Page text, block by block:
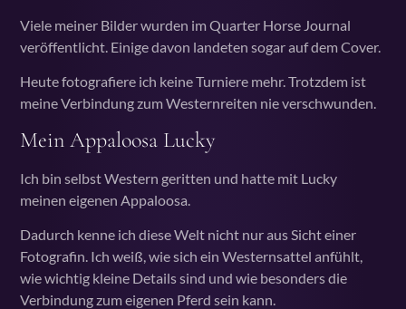
Viele meiner Bilder wurden im Quarter Horse Journal
veröffentlicht. Einige davon landeten sogar auf dem Cover.
Heute fotografiere ich keine Turniere mehr. Trotzdem ist
meine Verbindung zum Westernreiten nie verschwunden.
Mein Appaloosa Lucky
Ich bin selbst Western geritten und hatte mit Lucky
meinen eigenen Appaloosa.
Dadurch kenne ich diese Welt nicht nur aus Sicht einer
Fotografin. Ich weiß, wie sich ein Westernsattel anfühlt,
wie wichtig kleine Details sind und wie besonders die
Verbindung zum eigenen Pferd sein kann.